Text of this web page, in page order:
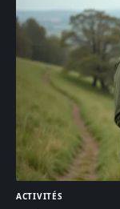
ACTIVITÉS